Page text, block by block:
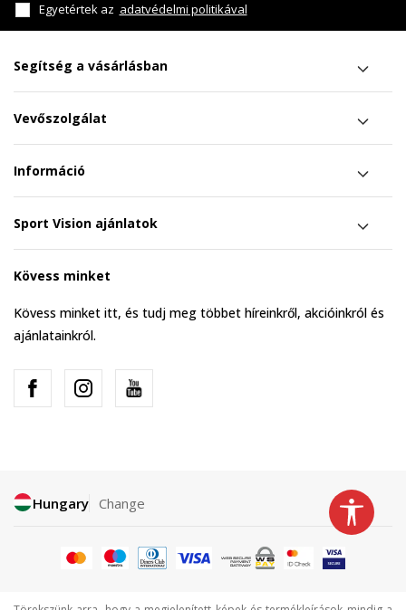
Egyetértek az adatvédelmi politikával
Segítség a vásárlásban
Vevőszolgálat
Információ
Sport Vision ajánlatok
Kövess minket
Kövess minket itt, és tudj meg többet híreinkről, akcióinkról és
ajánlatainkról.
Hungary Change